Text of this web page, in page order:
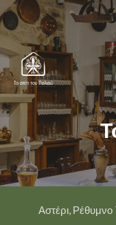
Αστέρι,